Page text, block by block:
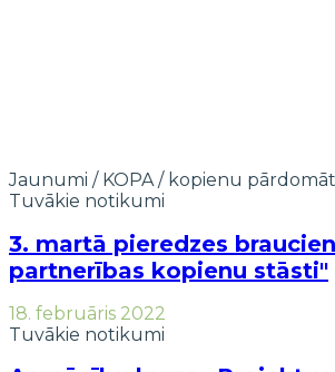
Jaunumi / KOPA / kopienu
Tuvākie notikumi
3. martā pieredzes
partnerības kopienu stāsti"
18. februāris 2022
Tuvākie notikumi